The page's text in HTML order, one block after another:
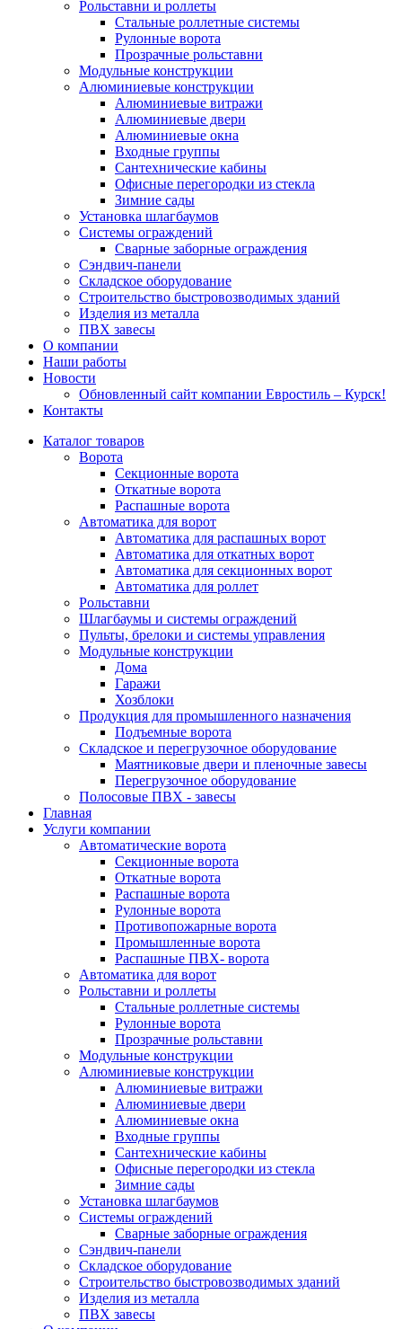
Рольставни и роллеты
Стальные роллетные системы
Рулонные ворота
Прозрачные рольставни
Модульные конструкции
Алюминиевые конструкции
Алюминиевые витражи
Алюминиевые двери
Алюминиевые окна
Входные группы
Сантехнические кабины
Офисные перегородки из стекла
Зимние сады
Установка шлагбаумов
Системы ограждений
Cварные заборные ограждения
Сэндвич-панели
Складское оборудование
Строительство быстровозводимых зданий
Изделия из металла
ПВХ завесы
О компании
Наши работы
Новости
Обновленный сайт компании Евростиль – Курск!
Контакты
Каталог товаров
Ворота
Секционные ворота
Откатные ворота
Распашные ворота
Автоматика для ворот
Автоматика для распашных ворот
Автоматика для откатных ворот
Автоматика для секционных ворот
Автоматика для роллет
Рольставни
Шлагбаумы и системы ограждений
Пульты, брелоки и системы управления
Модульные конструкции
Дома
Гаражи
Хозблоки
Продукция для промышленного назначения
Подъемные ворота
Складское и перегрузочное оборудование
Маятниковые двери и пленочные завесы
Перегрузочное оборудование
Полосовые ПВХ - завесы
Главная
Услуги компании
Автоматические ворота
Секционные ворота
Откатные ворота
Распашные ворота
Рулонные ворота
Противопожарные ворота
Промышленные ворота
Распашные ПВХ- ворота
Автоматика для ворот
Рольставни и роллеты
Стальные роллетные системы
Рулонные ворота
Прозрачные рольставни
Модульные конструкции
Алюминиевые конструкции
Алюминиевые витражи
Алюминиевые двери
Алюминиевые окна
Входные группы
Сантехнические кабины
Офисные перегородки из стекла
Зимние сады
Установка шлагбаумов
Системы ограждений
Cварные заборные ограждения
Сэндвич-панели
Складское оборудование
Строительство быстровозводимых зданий
Изделия из металла
ПВХ завесы